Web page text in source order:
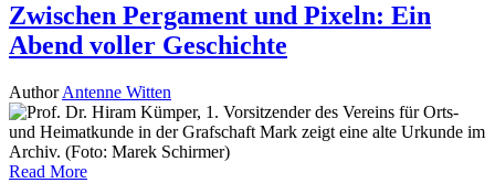
Zwischen Pergament und Pixeln: Ein
Abend voller Geschichte
AuthorAntenne Witten
Read More